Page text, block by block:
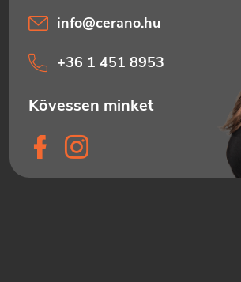
info@cerano.hu
+36 1 451 8953